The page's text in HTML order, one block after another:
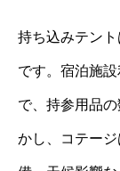
持ち込みテン
です。宿泊施
で、持参用品
かし、コテー